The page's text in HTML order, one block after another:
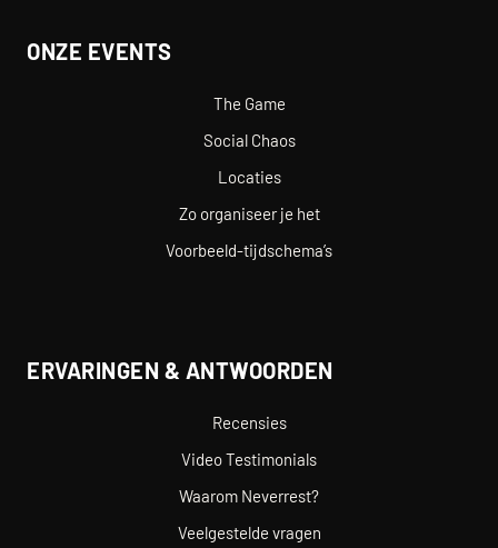
ONZE EVENTS
The Game
Social Chaos
Locaties
Zo organiseer je het
Voorbeeld-tijdschema’s
ERVARINGEN & ANTWOORDEN
Recensies
Video Testimonials
Waarom Neverrest?
Veelgestelde vragen